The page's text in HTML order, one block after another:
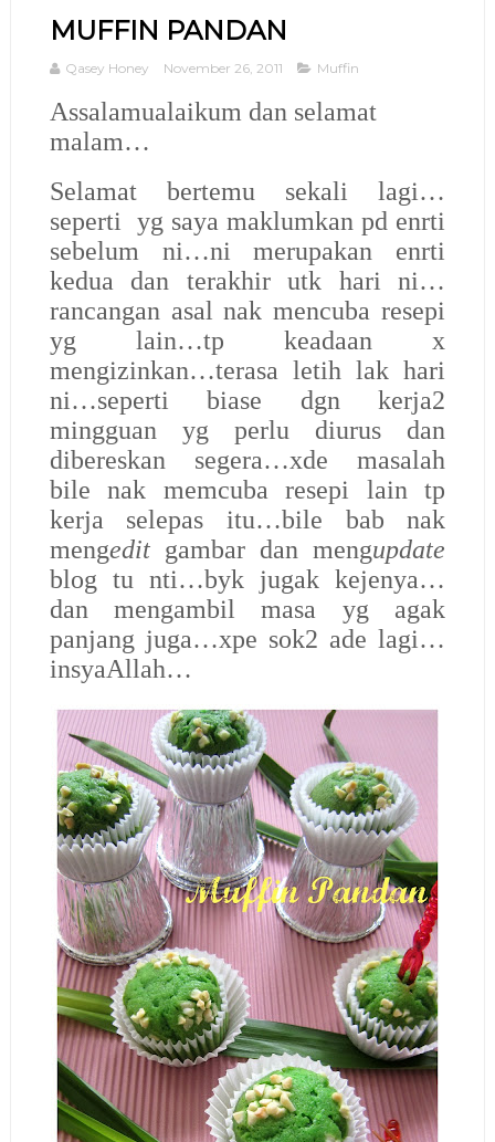
MUFFIN PANDAN
Qasey Honey November 26, 2011 Muffin
Assalamualaikum dan selamat
malam…
Selamat bertemu sekali lagi…
seperti yg saya maklumkan pd enrti
sebelum ni…ni merupakan enrti
kedua dan terakhir utk hari ni…
rancangan asal nak mencuba resepi
yg lain…tp keadaan x
mengizinkan…terasa letih lak hari
ni…seperti biase dgn kerja2
mingguan yg perlu diurus dan
dibereskan segera…xde masalah
bile nak memcuba resepi lain tp
kerja selepas itu…bile bab nak
mengeditgambar dan mengupdate
blog tu nti…byk jugak kejenya…
dan mengambil masa yg agak
panjang juga…xpe sok2 ade lagi…
insyaAllah…